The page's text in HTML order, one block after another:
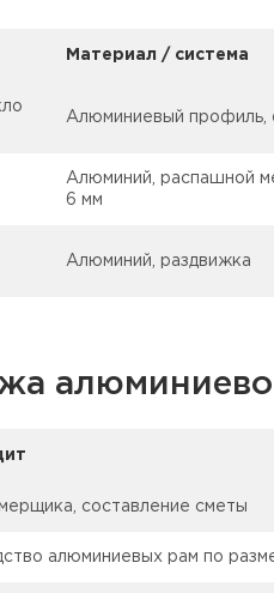
Материал / система
Алюминиевый профиль,
Алюминий, распашной
6 мм
Алюминий, раздвижка
составление сметы
алюминиевых рам по